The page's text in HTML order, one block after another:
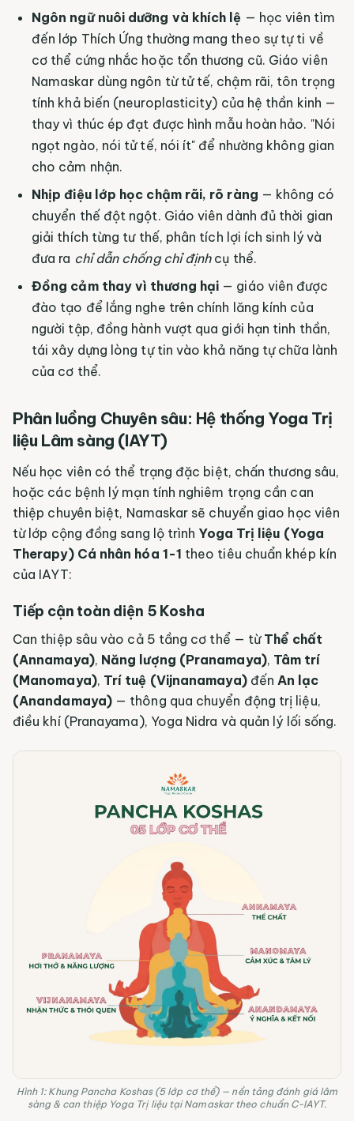
Ngôn ngữ nuôi dưỡng và khích lệ — học viên tìm
đến lớp Thích Ứng thường mang theo sự tự ti về
cơ thể cứng nhắc hoặc tổn thương cũ. Giáo viên
Namaskar dùng ngôn từ tử tế, chậm rãi, tôn trọng
tính khả biến (neuroplasticity) của hệ thần kinh —
thay vì thúc ép đạt được hình mẫu hoàn hảo. "Nói
ngọt ngào, nói tử tế, nói ít" để nhường không gian
cho cảm nhận.
Nhịp điệu lớp học chậm rãi, rõ ràng — không có
chuyển thế đột ngột. Giáo viên dành đủ thời gian
giải thích từng tư thế, phân tích lợi ích sinh lý và
đưa ra chỉ dẫn chống chỉ địnhcụ thể.
Đồng cảm thay vì thương hại — giáo viên được
đào tạo để lắng nghe trên chính lăng kính của
người tập, đồng hành vượt qua giới hạn tinh thần,
tái xây dựng lòng tự tin vào khả năng tự chữa lành
của cơ thể.
Phân luồng Chuyên sâu: Hệ thống Yoga Trị
liệu Lâm sàng (IAYT)
Nếu học viên có thể trạng đặc biệt, chấn thương sâu,
hoặc các bệnh lý mạn tính nghiêm trọng cần can
thiệp chuyên biệt, Namaskar sẽ chuyển giao học viên
từ lớp cộng đồng sang lộ trình Yoga Trị liệu (Yoga
Therapy) Cá nhân hóa 1-1 theo tiêu chuẩn khép kín
của IAYT:
Tiếp cận toàn diện 5 Kosha
Can thiệp sâu vào cả 5 tầng cơ thể — từ Thể chất
(Annamaya), Năng lượng (Pranamaya), Tâm trí
(Manomaya), Trí tuệ (Vijnanamaya)đến An lạc
(Anandamaya) — thông qua chuyển động trị liệu,
điều khí (Pranayama), Yoga Nidra và quản lý lối sống.
Hình 1: Khung Pancha Koshas (5 lớp cơ thể) — nền tảng đánh giá lâm
sàng & can thiệp Yoga Trị liệu tại Namaskar theo chuẩn C-IAYT.